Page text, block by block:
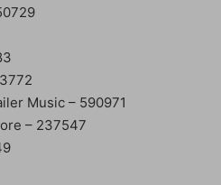
Music – 590971
– 237547